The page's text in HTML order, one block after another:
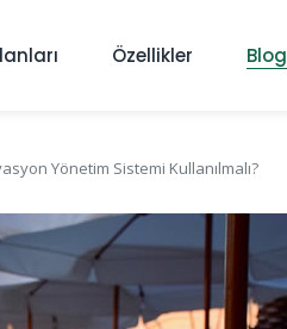
Özellikler Blog
Yönetim Sistemi Kullanılmalı?